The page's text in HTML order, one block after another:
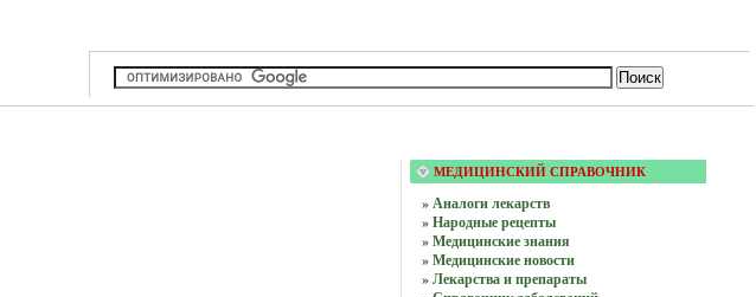
МЕДИЦИНСКИЙ СПРАВОЧНИК
» Аналоги лекарств
» Народные рецепты
» Медицинские знания
» Медицинские новости
» Лекарства и препараты